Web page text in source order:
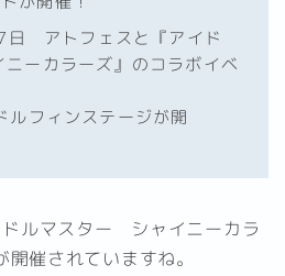
日 アトフェスと『アイド
ーカラーズ』のコラボイベ
ルフィンステージが開
ルマスター シャイニーカラ
催されていますね。